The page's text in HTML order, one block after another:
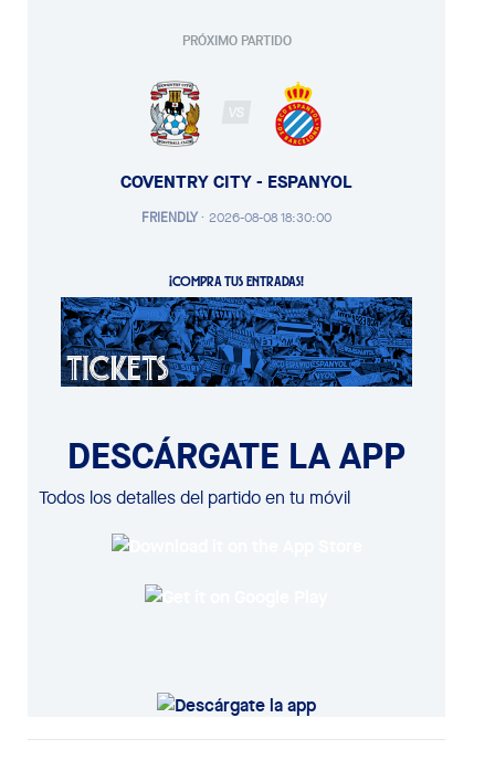
PRÓXIMO PARTIDO
VS
COVENTRY CITY - ESPANYOL
FRIENDLY· 2026-08-08 18:30:00
¡COMPRA TUS ENTRADAS!
DESCÁRGATE LA APP
Todos los detalles del partido en tu móvil